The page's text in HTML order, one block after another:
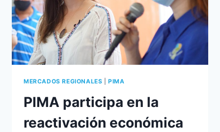
MERCADOS REGIONALES |PIMA
PIMA participa en la
reactivación económica